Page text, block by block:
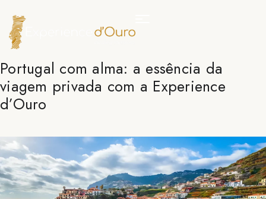
Portugal com alma: a essência da
viagem privada com a Experience
d’Ouro